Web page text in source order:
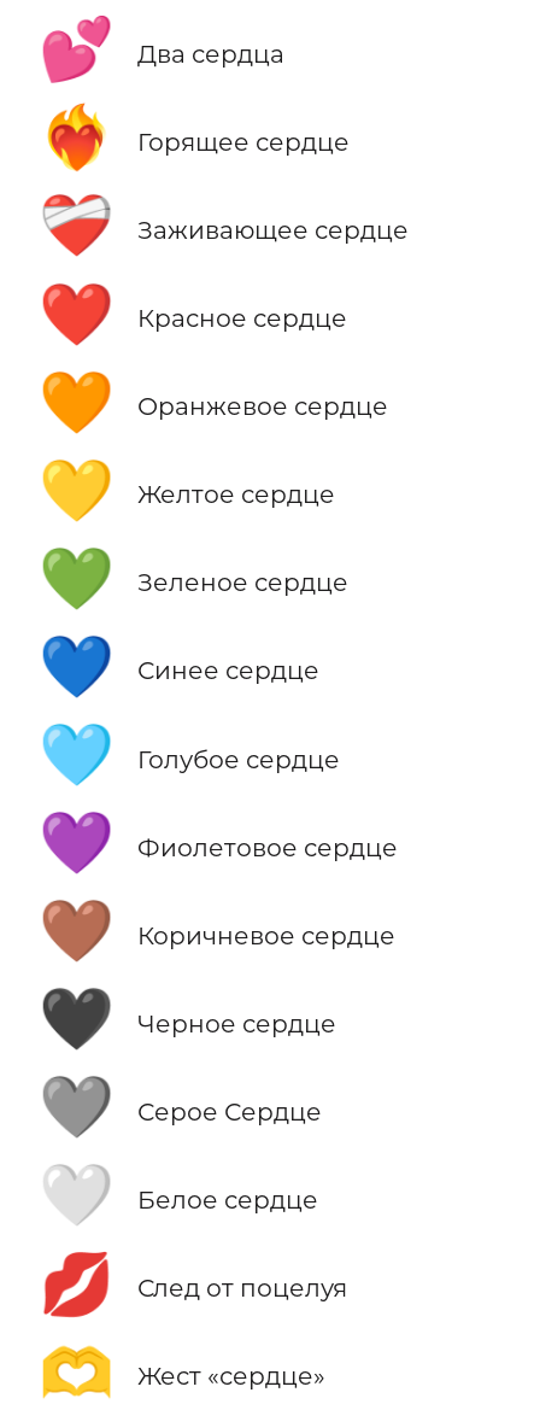
💕 Два сердца
❤️‍🔥 Горящее сердце
❤️‍🩹 Заживающее сердце
❤️ Красное сердце
🧡 Оранжевое сердце
💛 Желтое сердце
💚 Зеленое сердце
💙 Синее сердце
🩵 Голубое сердце
💜 Фиолетовое сердце
🤎 Коричневое сердце
🖤 Черное сердце
🩶 Серое Сердце
🤍 Белое сердце
💋 След от поцелуя
🫶 Жест «сердце»